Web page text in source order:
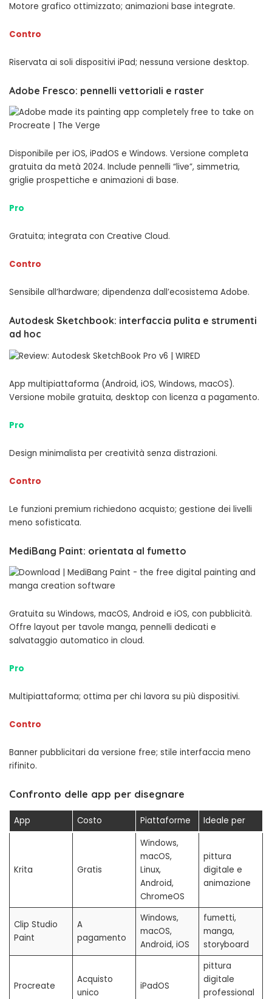
Motore grafico ottimizzato; animazioni base integrate.
Contro
Riservata ai soli dispositivi iPad; nessuna versione desktop.
Adobe Fresco: pennelli vettoriali e raster
Disponibile per iOS, iPadOS e Windows. Versione completa
gratuita da metà 2024. Include pennelli “live”, simmetria,
griglie prospettiche e animazioni di base.
Pro
Gratuita; integrata con Creative Cloud.
Contro
Sensibile all’hardware; dipendenza dall’ecosistema Adobe.
Autodesk Sketchbook: interfaccia pulita e strumenti
ad hoc
App multipiattaforma (Android, iOS, Windows, macOS).
Versione mobile gratuita, desktop con licenza a pagamento.
Pro
Design minimalista per creatività senza distrazioni.
Contro
Le funzioni premium richiedono acquisto; gestione dei livelli
meno sofisticata.
MediBang Paint: orientata al fumetto
Gratuita su Windows, macOS, Android e iOS, con pubblicità.
Offre layout per tavole manga, pennelli dedicati e
salvataggio automatico in cloud.
Pro
Multipiattaforma; ottima per chi lavora su più dispositivi.
Contro
Banner pubblicitari da versione free; stile interfaccia meno
rifinito.
Confronto delle app per disegnare
App Costo Piattaforme Ideale per
Krita Gratis
Windows,
macOS,
Linux,
Android,
ChromeOS
pittura
digitale e
animazione
Clip Studio
Paint
A
pagamento
Windows,
macOS,
Android, iOS
fumetti,
manga,
storyboard
Procreate
Acquisto
unico
iPadOS
pittura
digitale
professional